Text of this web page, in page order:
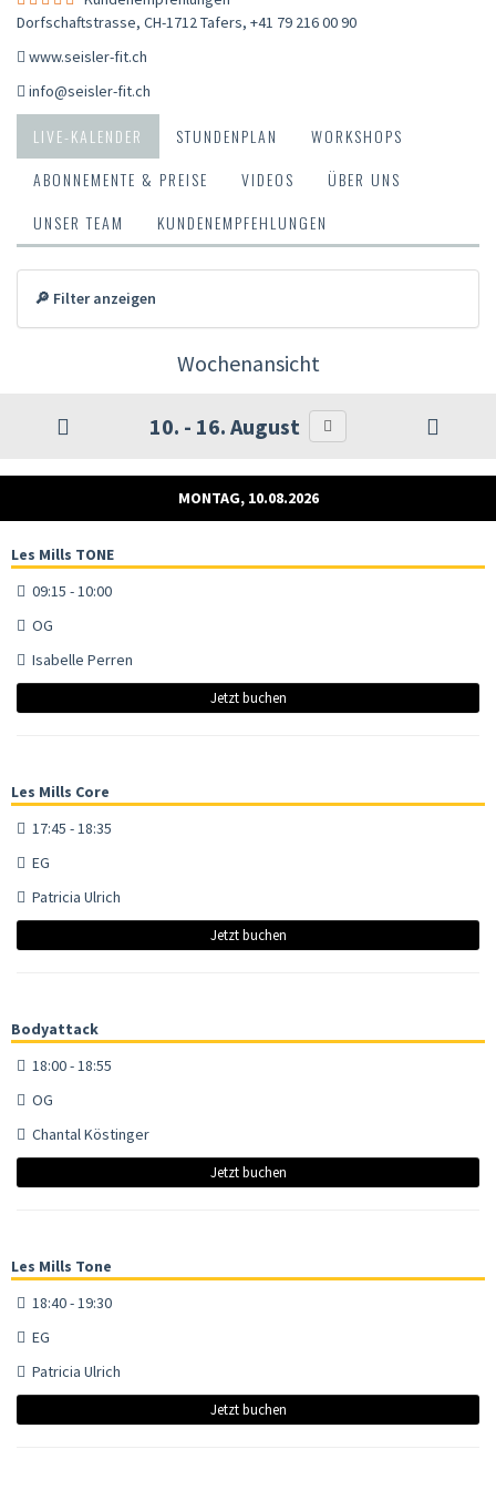
Dorfschaftstrasse, CH-1712 Tafers, +41 79 216 00 90
www.seisler-fit.ch
info@seisler-fit.ch
LIVE-KALENDER STUNDENPLAN
WORKSHOPS
ABONNEMENTE & PREISE
VIDEOS
ÜBER UNS
UNSER TEAM
KUNDENEMPFEHLUNGEN
🔎 Filter anzeigen
Wochenansicht
10. - 16. August
MONTAG, 10.08.2026
Les Mills TONE
09:15 - 10:00
OG
Isabelle Perren
Jetzt buchen
Les Mills Core
17:45 - 18:35
EG
Patricia Ulrich
Jetzt buchen
Bodyattack
18:00 - 18:55
OG
Chantal Köstinger
Jetzt buchen
Les Mills Tone
18:40 - 19:30
EG
Patricia Ulrich
Jetzt buchen